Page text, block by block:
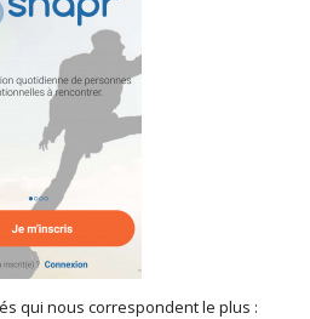
qui nous correspondent le plus :